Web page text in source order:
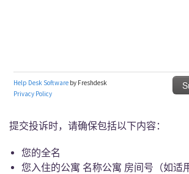
提交投诉时，请确保包括以下内容：
您的全名
您入住的公寓 名称公寓 房间号（如适